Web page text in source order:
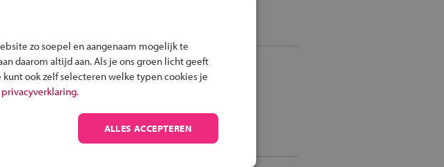
Met de fiets of het OV
Route met het OV
zo soepel en aangenaam mogelijk te
daarom altijd aan. Als je ons groen licht geeft
ook zelf selecteren welke typen cookies je
ALLES ACCEPTEREN